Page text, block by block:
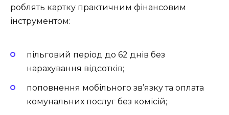
роблять картку практичним фінансовим
інструментом:
пільговий період до 62 днів без
нарахування відсотків;
поповнення мобільного зв’язку та оплата
комунальних послуг без комісій;